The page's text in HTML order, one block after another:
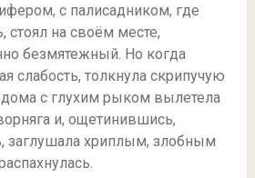
с палисадником, где
стоял на своём месте,
безмятежный. Но когда
слабость, толкнула скрипучую
дома с глухим рыком вылетела
и, ощетинившись,
заглушала хриплым, злобным